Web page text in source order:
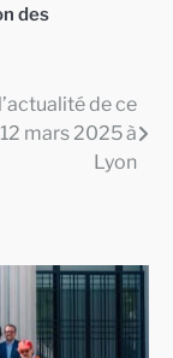
des
de ce
mars 2025 à
Lyon